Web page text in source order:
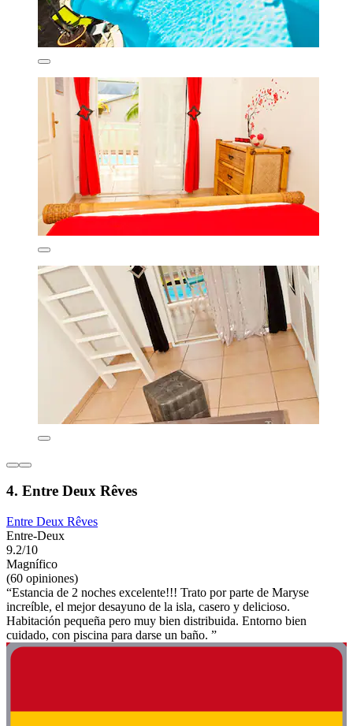
4. Entre Deux Rêves
Entre Deux Rêves
Entre-Deux
9.2/10
Magnífico
(60 opiniones)
“Estancia de 2 noches excelente!!! Trato por parte de Maryse
increíble, el mejor desayuno de la isla, casero y delicioso.
Habitación pequeña pero muy bien distribuida. Entorno bien
cuidado, con piscina para darse un baño. ”